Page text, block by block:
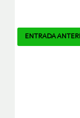
ENTRADA